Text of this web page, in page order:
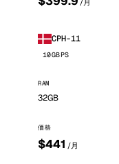
/月
CPH-11
10GBPS
RAM
32GB
価格
$441 /月